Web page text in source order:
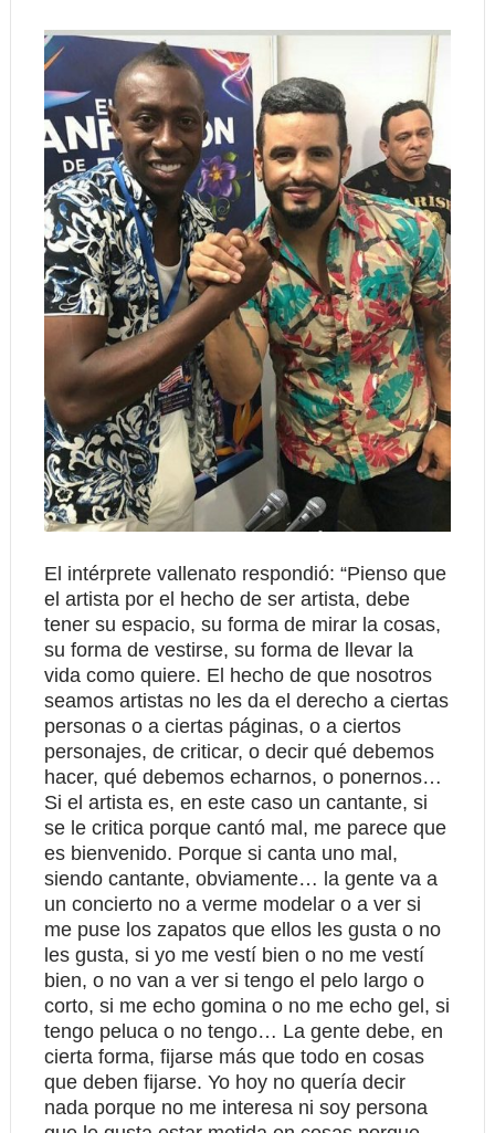
El intérprete vallenato respondió: “Pienso que
el artista por el hecho de ser artista, debe
tener su espacio, su forma de mirar la cosas,
su forma de vestirse, su forma de llevar la
vida como quiere. El hecho de que nosotros
seamos artistas no les da el derecho a ciertas
personas o a ciertas páginas, o a ciertos
personajes, de criticar, o decir qué debemos
hacer, qué debemos echarnos, o ponernos…
Si el artista es, en este caso un cantante, si
se le critica porque cantó mal, me parece que
es bienvenido. Porque si canta uno mal,
siendo cantante, obviamente… la gente va a
un concierto no a verme modelar o a ver si
me puse los zapatos que ellos les gusta o no
les gusta, si yo me vestí bien o no me vestí
bien, o no van a ver si tengo el pelo largo o
corto, si me echo gomina o no me echo gel, si
tengo peluca o no tengo… La gente debe, en
cierta forma, fijarse más que todo en cosas
que deben fijarse. Yo hoy no quería decir
nada porque no me interesa ni soy persona